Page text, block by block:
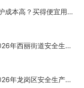
成本高？买得便宜用得却
年西丽街道安全生产月
年龙岗区安全生产月宣